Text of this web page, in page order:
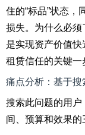
住的“标品”状态，
损失。为什么必
是实现资产价值
租赁信任的关键一
痛点分析：基于搜
搜索此问题的用
间、预算和效果的